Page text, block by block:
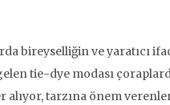
bireyselliğin ve yaratıcı
tie-dye modası
alıyor, tarzına önem